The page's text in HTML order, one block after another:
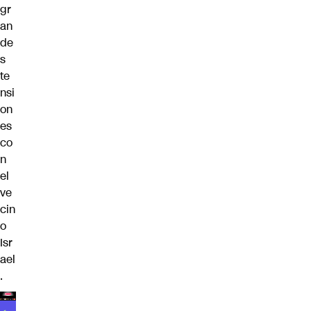
gr
an
de
s
te
nsi
on
es
co
n
el
ve
cin
o
Isr
ael
.